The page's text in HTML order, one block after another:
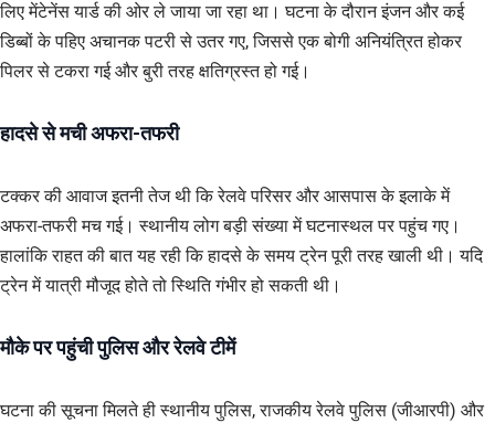
लिए मेंटेनेंस यार्ड की ओर ले जाया जा रहा था। घटना के दौरान इंजन और कई
डिब्बों के पहिए अचानक पटरी से उतर गए, जिससे एक बोगी अनियंत्रित होकर
पिलर से टकरा गई और बुरी तरह क्षतिग्रस्त हो गई।
हादसे से मची अफरा-तफरी
टक्कर की आवाज इतनी तेज थी कि रेलवे परिसर और आसपास के इलाके में
अफरा-तफरी मच गई। स्थानीय लोग बड़ी संख्या में घटनास्थल पर पहुंच गए।
हालांकि राहत की बात यह रही कि हादसे के समय ट्रेन पूरी तरह खाली थी। यदि
ट्रेन में यात्री मौजूद होते तो स्थिति गंभीर हो सकती थी।
मौके पर पहुंची पुलिस और रेलवे टीमें
घटना की सूचना मिलते ही स्थानीय पुलिस, राजकीय रेलवे पुलिस (जीआरपी) और